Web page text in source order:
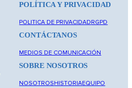
POLÍTICA Y PRIVACIDAD
POLITICA DE PRIVACIDADRGPD
CONTÁCTANOS
MEDIOS DE COMUNICACIÓN
SOBRE NOSOTROS
NOSOTROSHISTORIAEQUIPO